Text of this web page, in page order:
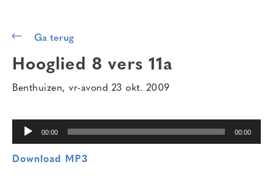
Ga terug
Hooglied 8 vers 11a
Benthuizen, vr-avond 23 okt. 2009
00:00 00:00
Download MP3